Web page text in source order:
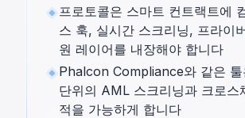
프로토콜은 스마트 컨트랙트에
스 훅, 실시간 스크리닝, 프라이
원 레이어를 내장해야 합니다
Phalcon Compliance와 같은 툴
단위의 AML 스크리닝과 크로스
적을 가능하게 합니다